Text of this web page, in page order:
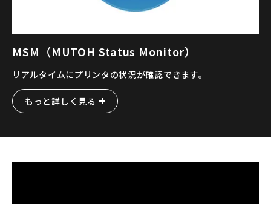
MSM（MUTOH Status Monitor）
リアルタイムにプリンタの状況が確認できます。
もっと詳しく見る